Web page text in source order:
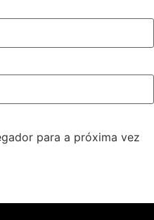
para a próxima vez